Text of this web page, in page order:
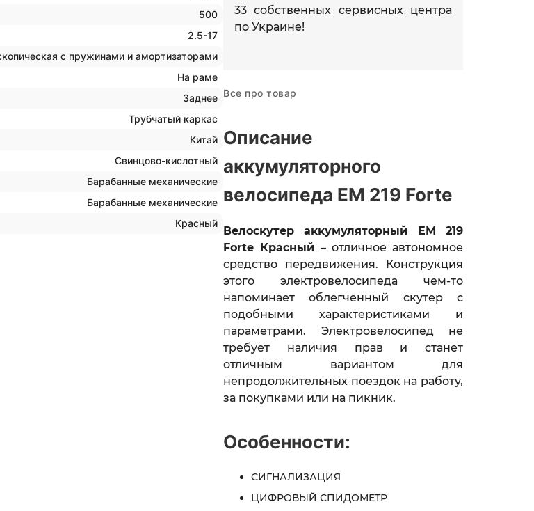
500
2.5-17
с пружинами и амортизаторами
На раме
Заднее
Трубчатый каркас
Китай
Свинцово-кислотный
Барабанные механические
Барабанные механические
Красный
33 собственных сервисных центра
по Украине!
Все про товар
Описание
аккумуляторного
велосипеда EM 219 Forte
Велоскутер аккумуляторный EM 219
Forte Красный – отличное автономное
средство передвижения. Конструкция
этого электровелосипеда чем-то
напоминает облегченный скутер с
подобными характеристиками и
параметрами. Электровелосипед не
требует наличия прав и станет
отличным вариантом для
непродолжительных поездок на работу,
за покупками или на пикник.
Особенности:
СИГНАЛИЗАЦИЯ
ЦИФРОВЫЙ СПИДОМЕТР